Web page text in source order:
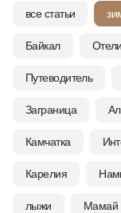
все статьи
Байкал Отели
Путеводитель
Заграница
Камчатка
Карелия
лыжи Мамай